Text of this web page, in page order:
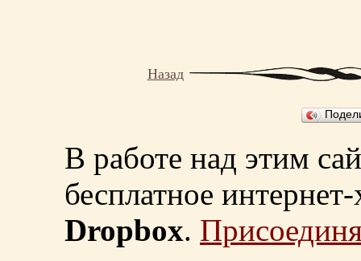
Назад
В работе над этим
бесплатное
Dropbox.